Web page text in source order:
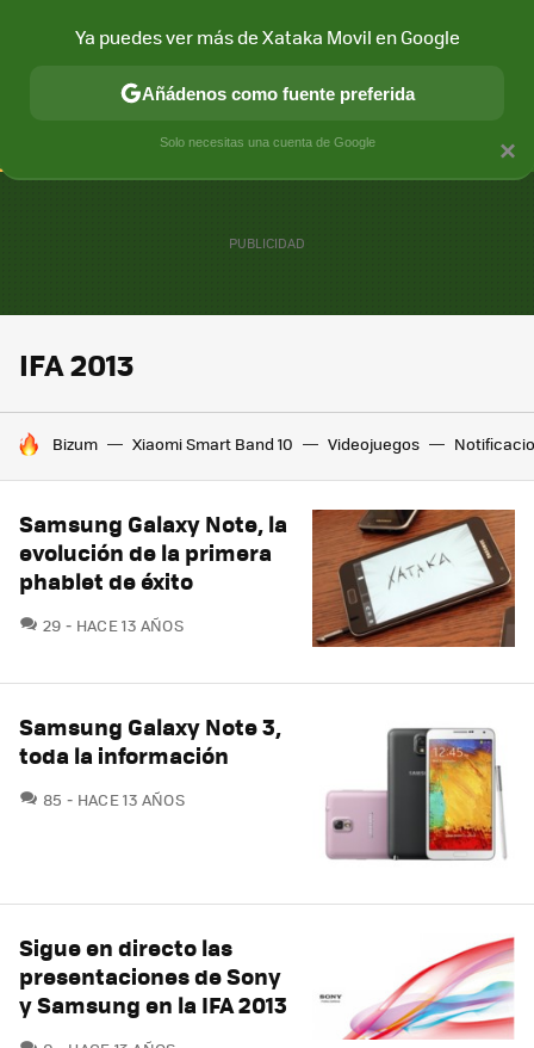
CONECTIVIDAD MÓVIL Y SOCIEDAD APLICACIONES
IFA 2013
HOY SE HABLA DE
Bizum Xiaomi Smart Band 10 Videojuegos
Samsung Galaxy Note, la
evolución de la primera
phablet de éxito
29 COMENTARIOS
HACE 13 AÑOS
Samsung Galaxy Note 3,
toda la información
85 COMENTARIOS
HACE 13 AÑOS
Sigue en directo las
presentaciones de Sony
y Samsung en la IFA 2013
×
Ya puedes ver más de Xataka Movil en Google
Añádenos como fuente preferida
Solo necesitas una cuenta de Google